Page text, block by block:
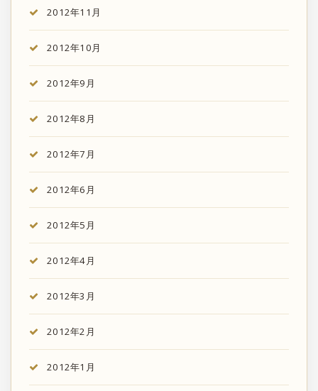
2012年11月
2012年10月
2012年9月
2012年8月
2012年7月
2012年6月
2012年5月
2012年4月
2012年3月
2012年2月
2012年1月